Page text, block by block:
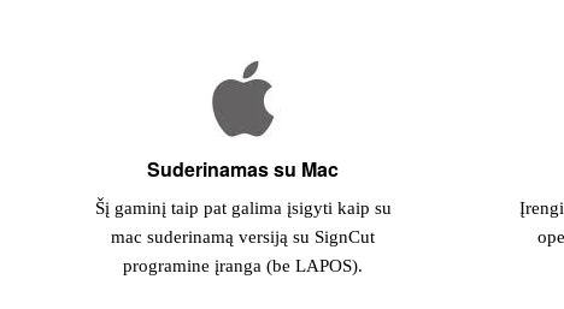
Suderinamas su Mac
Šį gaminį taip pat galima įsigyti kaip su
mac suderinamą versiją su SignCut
programine įranga (be LAPOS).